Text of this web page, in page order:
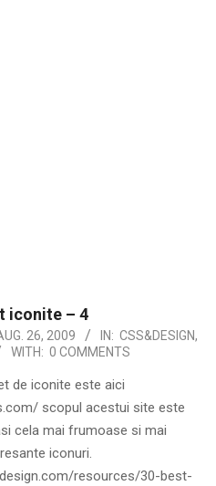
iconite – 4
26, 2009 IN: CSS&DESIGN,
WITH: 0 COMMENTS
de iconite este aici
scopul acestui site este
cela mai frumoase si mai
iconuri.
resources/30-best-